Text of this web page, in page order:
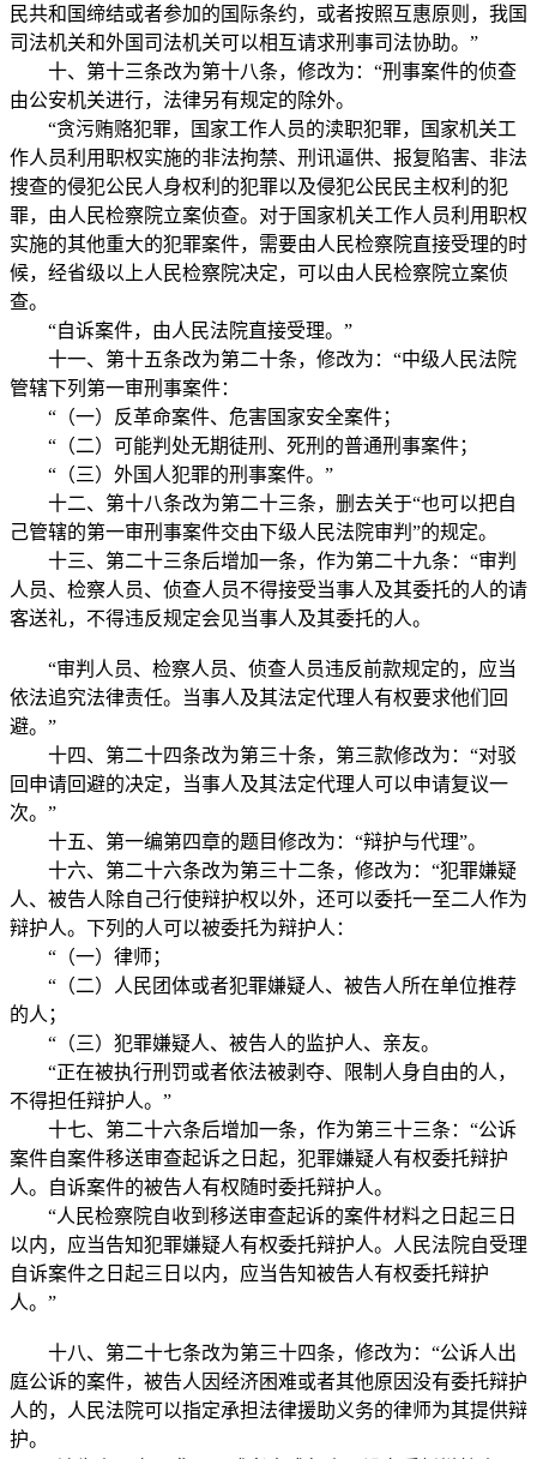
民共和国缔结或者参加的国际条约，或者按照互惠原则，我国
司法机关和外国司法机关可以相互请求刑事司法协助。”
十、第十三条改为第十八条，修改为：“刑事案件的侦查
由公安机关进行，法律另有规定的除外。
“贪污贿赂犯罪，国家工作人员的渎职犯罪，国家机关工
作人员利用职权实施的非法拘禁、刑讯逼供、报复陷害、非法
搜查的侵犯公民人身权利的犯罪以及侵犯公民民主权利的犯
罪，由人民检察院立案侦查。对于国家机关工作人员利用职权
实施的其他重大的犯罪案件，需要由人民检察院直接受理的时
候，经省级以上人民检察院决定，可以由人民检察院立案侦
查。
“自诉案件，由人民法院直接受理。”
十一、第十五条改为第二十条，修改为：“中级人民法院
管辖下列第一审刑事案件：
“（一）反革命案件、危害国家安全案件；
“（二）可能判处无期徒刑、死刑的普通刑事案件；
“（三）外国人犯罪的刑事案件。”
十二、第十八条改为第二十三条，删去关于“也可以把自
己管辖的第一审刑事案件交由下级人民法院审判”的规定。
十三、第二十三条后增加一条，作为第二十九条：“审判
人员、检察人员、侦查人员不得接受当事人及其委托的人的请
客送礼，不得违反规定会见当事人及其委托的人。
“审判人员、检察人员、侦查人员违反前款规定的，应当
依法追究法律责任。当事人及其法定代理人有权要求他们回
避。”
十四、第二十四条改为第三十条，第三款修改为：“对驳
回申请回避的决定，当事人及其法定代理人可以申请复议一
次。”
十五、第一编第四章的题目修改为：“辩护与代理”。
十六、第二十六条改为第三十二条，修改为：“犯罪嫌疑
人、被告人除自己行使辩护权以外，还可以委托一至二人作为
辩护人。下列的人可以被委托为辩护人：
“（一）律师；
“（二）人民团体或者犯罪嫌疑人、被告人所在单位推荐
的人；
“（三）犯罪嫌疑人、被告人的监护人、亲友。
“正在被执行刑罚或者依法被剥夺、限制人身自由的人，
不得担任辩护人。”
十七、第二十六条后增加一条，作为第三十三条：“公诉
案件自案件移送审查起诉之日起，犯罪嫌疑人有权委托辩护
人。自诉案件的被告人有权随时委托辩护人。
“人民检察院自收到移送审查起诉的案件材料之日起三日
以内，应当告知犯罪嫌疑人有权委托辩护人。人民法院自受理
自诉案件之日起三日以内，应当告知被告人有权委托辩护
人。”
十八、第二十七条改为第三十四条，修改为：“公诉人出
庭公诉的案件，被告人因经济困难或者其他原因没有委托辩护
人的，人民法院可以指定承担法律援助义务的律师为其提供辩
护。